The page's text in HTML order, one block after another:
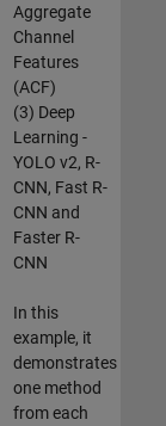
Aggregate
Channel
Features
(ACF)
(3) Deep
Learning -
YOLO v2, R-
CNN, Fast R-
CNN and
Faster R-
CNN
In this
example, it
demonstrates
one method
from each